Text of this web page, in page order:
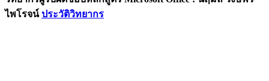
ไพโรจน์ประวัติวิทยากร